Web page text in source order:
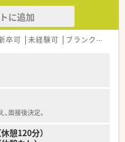
を展開中！
ちながら店舗運営を行っていま
箋を応需する地域密着型の薬
ある企業です。
に追加
卒可 未経験可 ブランク可
面接後決定。
憩120分）